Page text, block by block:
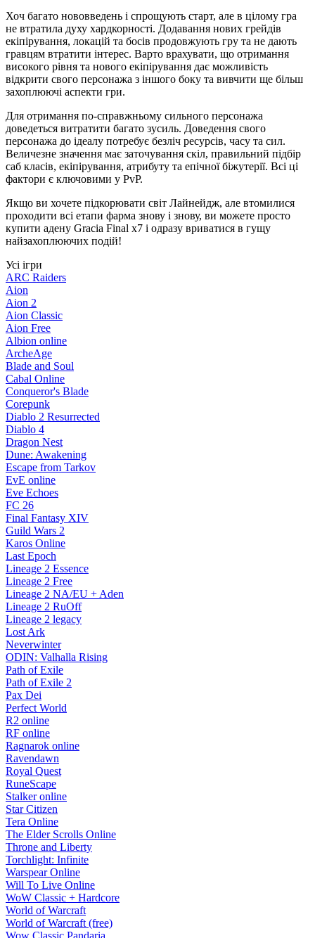
Хоч багато нововведень і спрощують старт, але в цілому гра
не втратила духу хардкорності. Додавання нових грейдів
екіпірування, локацій та босів продовжують гру та не дають
гравцям втратити інтерес. Варто врахувати, що отримання
високого рівня та нового екіпірування дає можливість
відкрити свого персонажа з іншого боку та вивчити ще більш
захоплюючі аспекти гри.
Для отримання по-справжньому сильного персонажа
доведеться витратити багато зусиль. Доведення свого
персонажа до ідеалу потребує безліч ресурсів, часу та сил.
Величезне значення має заточування скіл, правильний підбір
саб класів, екіпірування, атрибуту та епічної біжутерії. Всі ці
фактори є ключовими у PvP.
Якщо ви хочете підкорювати світ Лайнейдж, але втомилися
проходити всі етапи фарма знову і знову, ви можете просто
купити адену Gracia Final x7 і одразу вриватися в гущу
найзахоплюючих подій!
Усі ігри
ARC Raiders
Aion
Aion 2
Aion Classic
Aion Free
Albion online
ArcheAge
Blade and Soul
Cabal Online
Conqueror's Blade
Corepunk
Diablo 2 Resurrected
Diablo 4
Dragon Nest
Dune: Awakening
Escape from Tarkov
EvE online
Eve Echoes
FC 26
Final Fantasy XIV
Guild Wars 2
Karos Online
Last Epoch
Lineage 2 Essence
Lineage 2 Free
Lineage 2 NA/EU + Aden
Lineage 2 RuOff
Lineage 2 legacy
Lost Ark
Neverwinter
ODIN: Valhalla Rising
Path of Exile
Path of Exile 2
Pax Dei
Perfect World
R2 online
RF online
Ragnarok online
Ravendawn
Royal Quest
RuneScape
Stalker online
Star Citizen
Tera Online
The Elder Scrolls Online
Throne and Liberty
Torchlight: Infinite
Warspear Online
Will To Live Online
WoW Classic + Hardcore
World of Warcraft
World of Warcraft (free)
Wow Classic Pandaria